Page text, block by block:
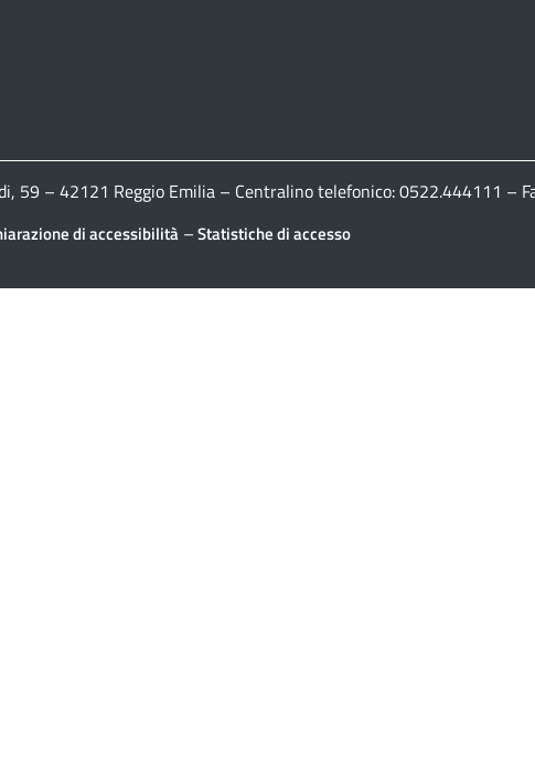
59 – 42121 Reggio Emilia – Centralino telefonico: 0522.444111 –
di accessibilità –Statistiche di accesso